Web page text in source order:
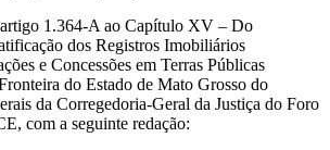
1.364-A ao Capítulo XV – Do
dos Registros Imobiliários
e Concessões em Terras Públicas
do Estado de Mato Grosso do
da Corregedoria-Geral da Justiça do Foro
com a seguinte redação: